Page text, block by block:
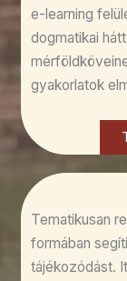
e-learning
dogmatikai
gyakorlatok
Tematikusan
formában
tájékozódást.